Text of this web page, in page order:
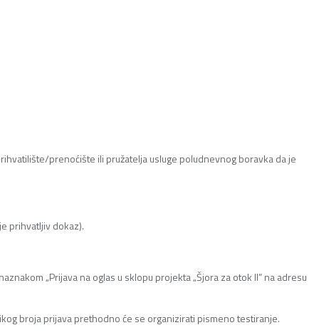
prenoćište ili pružatelja usluge poludnevnog boravka da je
prihvatljiv dokaz).
„Prijava na oglas u sklopu projekta „Šjora za otok II” na adresu
broja prijava prethodno će se organizirati pismeno testiranje.